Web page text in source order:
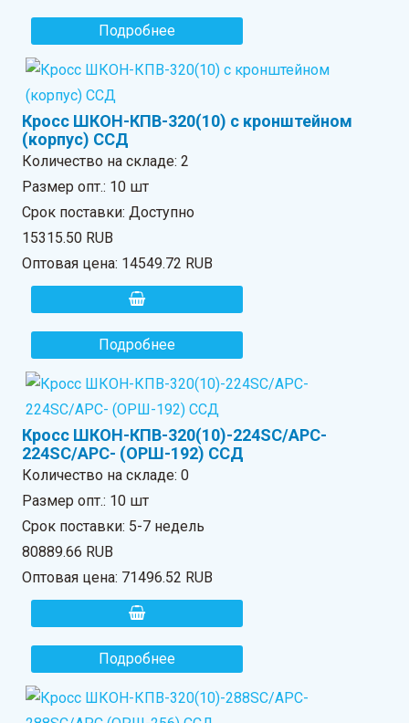
Подробнее
Кросс ШКОН-КПВ-320(10) с кронштейном
(корпус) ССД
Количество на складе:2
Размер опт.: 10 шт
Срок поставки: Доступно
15315.50 RUB
Оптовая цена: 14549.72 RUB
Подробнее
Кросс ШКОН-КПВ-320(10)-224SC/APC-
224SC/APC- (ОРШ-192) ССД
Количество на складе:0
Размер опт.: 10 шт
Срок поставки: 5-7 недель
80889.66 RUB
Оптовая цена: 71496.52 RUB
Подробнее